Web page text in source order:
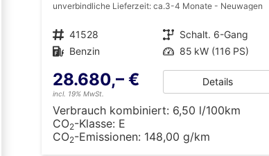
unverbindliche Lieferzeit: ca.3-4 Monate Neuwagen
Fahrzeugnr. 41528 Getriebe Schalt. 6-Gang
Kraftstoff Benzin Leistung 85 kW (116 PS)
28.680,– €
incl. 19% MwSt.
Details
Verbrauch kombiniert: 6,50 l/100km
CO2-Klasse: E
CO2-Emissionen: 148,00 g/km